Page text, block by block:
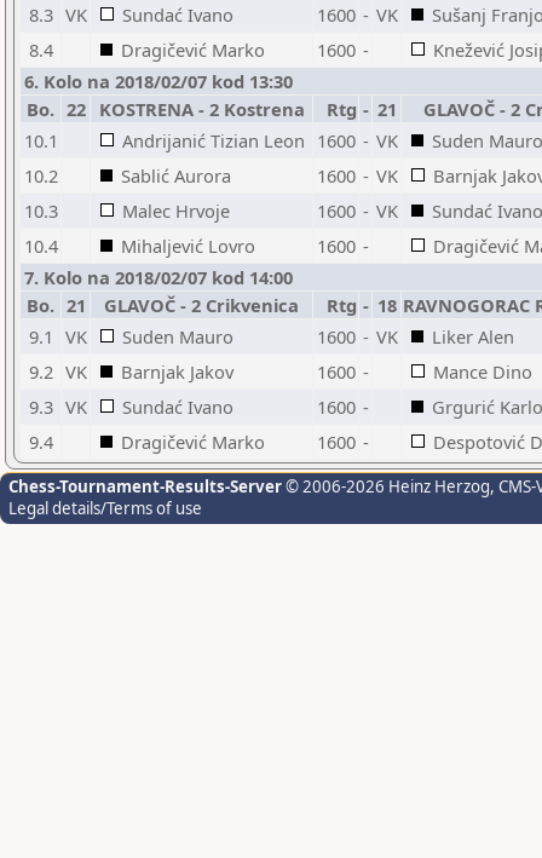
8.3 VK Sundać Ivano 1600 - VK
Sušanj
8.4
Dragičević Marko 1600 -
Knežević
6. Kolo na 2018/02/07 kod 13:30
Bo. 22 KOSTRENA - 2 Kostrena Rtg - 21
GLAVOČ - 2
10.1
Andrijanić Tizian Leon 1600 - VK
Suden Mauro
10.2
Sablić Aurora 1600 - VK
Barnjak
10.3
Malec Hrvoje 1600 - VK
Sundać Ivano
10.4
Mihaljević Lovro 1600 -
Dragičević
7. Kolo na 2018/02/07 kod 14:00
Bo. 21 GLAVOČ - 2 Crikvenica Rtg - 18 RAVNOGORAC
9.1 VK Suden Mauro 1600 - VK
Liker Alen
9.2 VK Barnjak Jakov 1600 -
Mance Dino
9.3 VK Sundać Ivano 1600 -
Grgurić Karlo
9.4
Dragičević Marko 1600 - Despotović
Chess-Tournament-Results-Server© 2006-2026 Heinz Herzog,
Legal details/Terms of use